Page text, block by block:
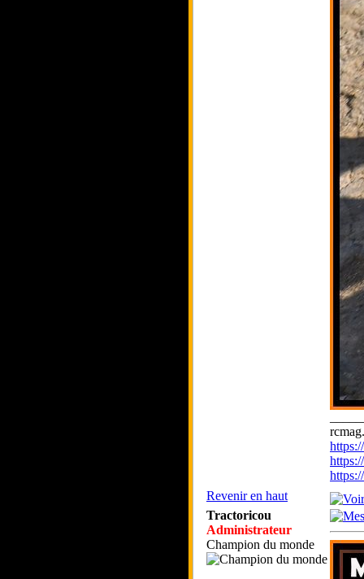
Revenir en haut
Tractoricou
Administrateur
Champion du monde